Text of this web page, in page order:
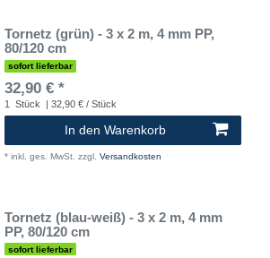
Tornetz (grün) - 3 x 2 m, 4 mm PP,
80/120 cm
sofort lieferbar
32,90 € *
1 Stück | 32,90 € / Stück
In den Warenkorb
* inkl. ges. MwSt. zzgl. Versandkosten
Tornetz (blau-weiß) - 3 x 2 m, 4 mm
PP, 80/120 cm
sofort lieferbar